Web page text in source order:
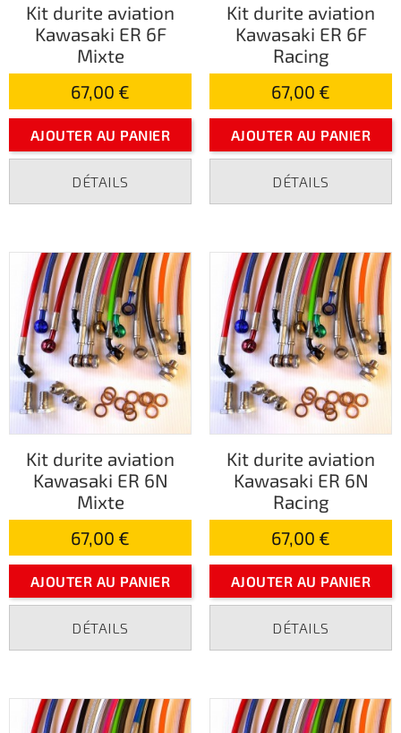
Kit durite aviation
Kawasaki ER 6F
Mixte
67,00 €
AJOUTER AU PANIER
DÉTAILS
Kit durite aviation
Kawasaki ER 6F
Racing
67,00 €
AJOUTER AU PANIER
DÉTAILS
Kit durite aviation
Kawasaki ER 6N
Mixte
67,00 €
AJOUTER AU PANIER
DÉTAILS
Kit durite aviation
Kawasaki ER 6N
Racing
67,00 €
AJOUTER AU PANIER
DÉTAILS